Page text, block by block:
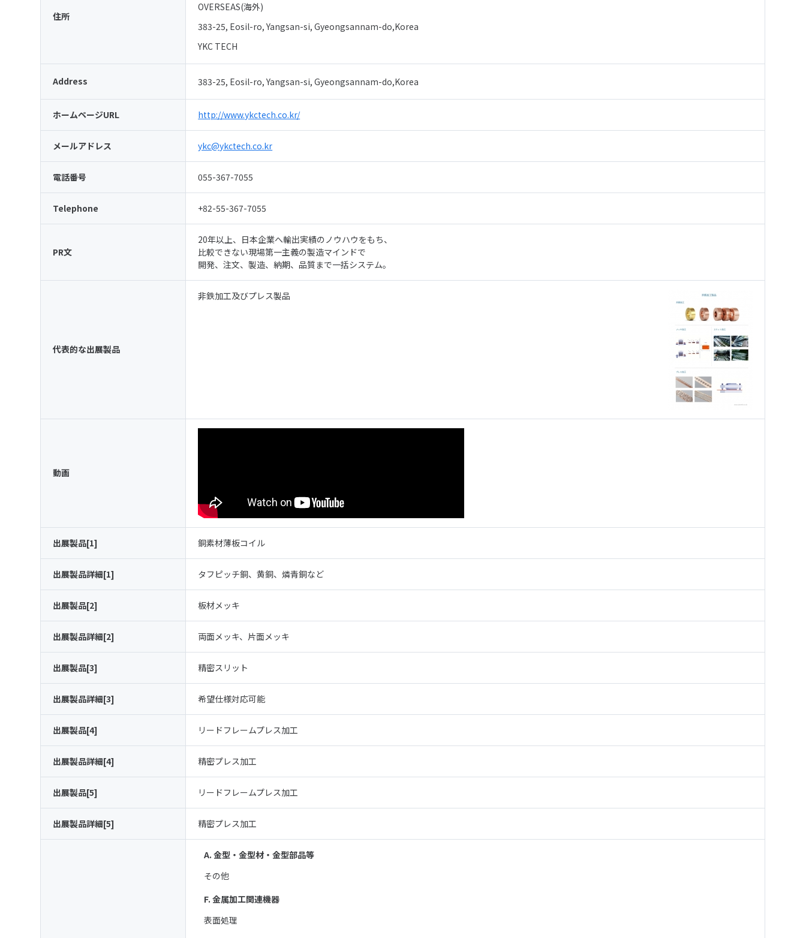
住所
OVERSEAS(海外)
383-25, Eosil-ro, Yangsan-si, Gyeongsannam-do,Korea
YKC TECH
Address 383-25, Eosil-ro, Yangsan-si, Gyeongsannam-do,Korea
ホームページURL http://www.ykctech.co.kr/
メールアドレス ykc@ykctech.co.kr
電話番号 055-367-7055
Telephone +82-55-367-7055
PR文
20年以上、日本企業へ輸出実績のノウハウをもち、
比較できない現場第一主義の製造マインドで
開発、注文、製造、納期、品質まで一括システム。
代表的な出展製品
非鉄加工及びプレス製品
動画
出展製品[1] 銅素材薄板コイル
出展製品詳細[1] タフピッチ銅、黄銅、燐青銅など
出展製品[2] 板材メッキ
出展製品詳細[2] 両面メッキ、片面メッキ
出展製品[3] 精密スリット
出展製品詳細[3] 希望仕様対応可能
出展製品[4] リードフレームプレス加工
出展製品詳細[4] 精密プレス加工
出展製品[5] リードフレームプレス加工
出展製品詳細[5] 精密プレス加工
A. 金型・金型材・金型部品等
その他
F. 金属加工関連機器
表面処理